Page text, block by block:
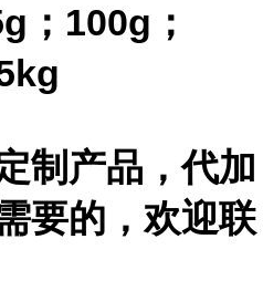
；100g；
制产品，代加
要的，欢迎联